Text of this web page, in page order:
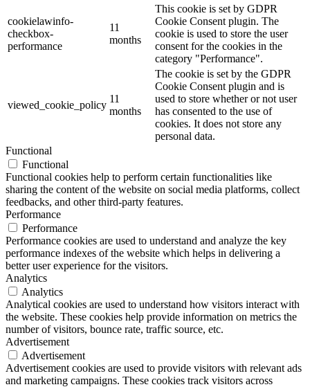
cookielawinfo-
checkbox-
performance
11
months
This cookie is set by GDPR
Cookie Consent plugin. The
cookie is used to store the user
consent for the cookies in the
category "Performance".
viewed_cookie_policy
11
months
The cookie is set by the GDPR
Cookie Consent plugin and is
used to store whether or not user
has consented to the use of
cookies. It does not store any
personal data.
Functional
Functional
Functional cookies help to perform certain functionalities like
sharing the content of the website on social media platforms, collect
feedbacks, and other third-party features.
Performance
Performance
Performance cookies are used to understand and analyze the key
performance indexes of the website which helps in delivering a
better user experience for the visitors.
Analytics
Analytics
Analytical cookies are used to understand how visitors interact with
the website. These cookies help provide information on metrics the
number of visitors, bounce rate, traffic source, etc.
Advertisement
Advertisement
Advertisement cookies are used to provide visitors with relevant ads
and marketing campaigns. These cookies track visitors across